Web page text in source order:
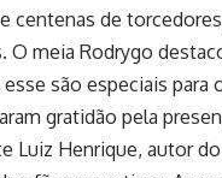
centenas de
O meia Rodrygo
são especiais para
gratidão pela
Luiz Henrique, autor